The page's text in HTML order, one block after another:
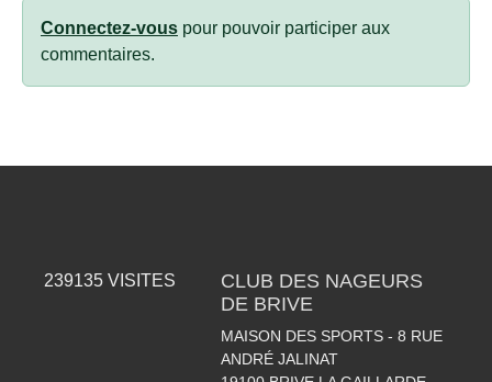
Connectez-vous pour pouvoir participer aux
commentaires.
239135 VISITES
CLUB DES NAGEURS
DE BRIVE
MAISON DES SPORTS - 8 RUE
ANDRÉ JALINAT